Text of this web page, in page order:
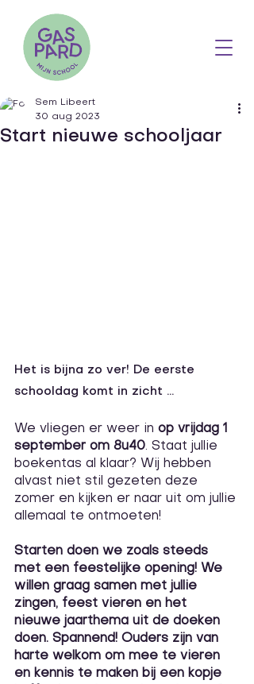
Start nieuwe schooljaar
Sem Libeert
30 aug 2023
Het is bijna zo ver! De eerste
schooldag komt in zicht ...
We vliegen er weer in op vrijdag 1
september om 8u40. Staat jullie
boekentas al klaar? Wij hebben
alvast niet stil gezeten deze
zomer en kijken er naar uit om jullie
allemaal te ontmoeten!
Starten doen we zoals steeds
met een feestelijke opening! We
willen graag samen met jullie
zingen, feest vieren en het
nieuwe jaarthema uit de doeken
doen. Spannend! Ouders zijn van
harte welkom om mee te vieren
en kennis te maken bij een kopje